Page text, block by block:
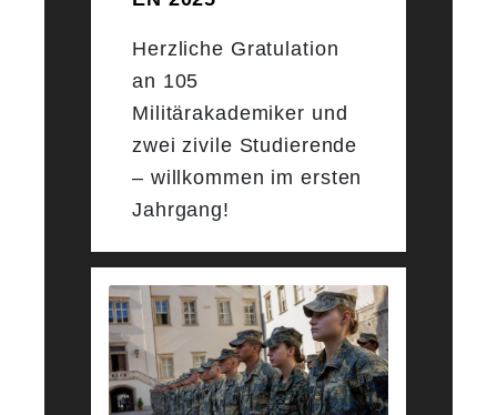
Herzliche Gratulation
an 105
Militärakademiker und
zwei zivile Studierende
– willkommen im ersten
Jahrgang!